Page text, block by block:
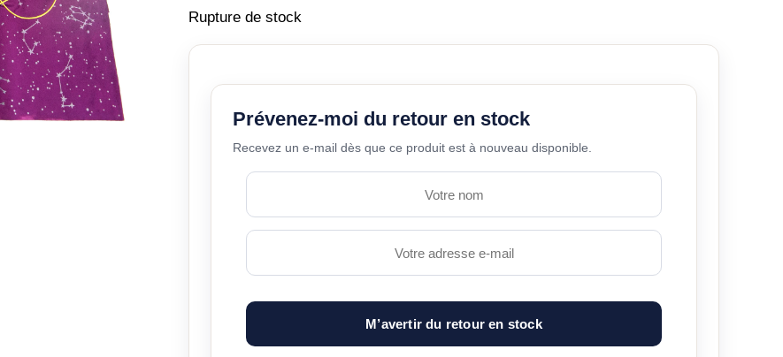
Rupture de stock
M’avertir du retour en stock